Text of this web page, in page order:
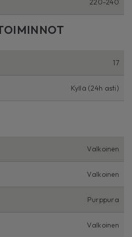
220-240
17
Kyllä (24h asti)
Valkoinen
Valkoinen
Purppura
Valkoinen